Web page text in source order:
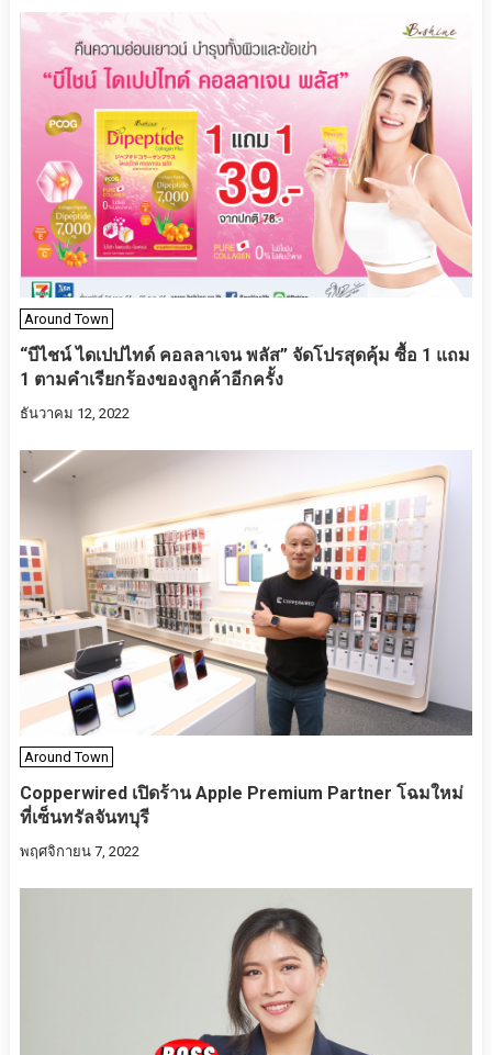
Around Town
“บีไชน์ ไดเปปไทด์ คอลลาเจน พลัส” จัดโปรสุดคุ้ม ซื้อ 1 แถม
1 ตามคำเรียกร้องของลูกค้าอีกครั้ง
ธันวาคม 12, 2022
Around Town
Copperwired เปิดร้าน Apple Premium Partner โฉมใหม่
ที่เซ็นทรัลจันทบุรี
พฤศจิกายน 7, 2022